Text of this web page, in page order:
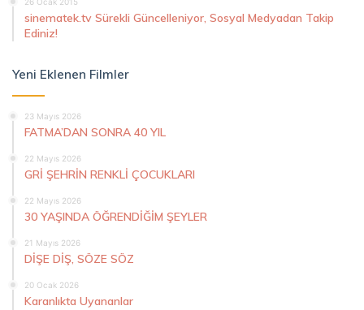
sinematek.tv Sürekli Güncelleniyor, Sosyal Medyadan Takip
Ediniz!
Yeni Eklenen Filmler
23 Mayıs 2026
FATMA’DAN SONRA 40 YIL
22 Mayıs 2026
GRİ ŞEHRİN RENKLİ ÇOCUKLARI
22 Mayıs 2026
30 YAŞINDA ÖĞRENDİĞİM ŞEYLER
21 Mayıs 2026
DİŞE DİŞ, SÖZE SÖZ
20 Ocak 2026
Karanlıkta Uyananlar